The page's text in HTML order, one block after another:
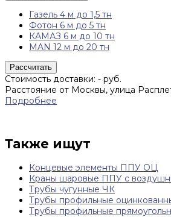
Газель 4 м до 1,5 тн
Фотон 6 м до 5 тн
КАМАЗ 6 м до 10 тн
MAN 12 м до 20 тн
Рассчитать
Стоимость доставки: - руб.
Расстояние от Москвы, улица
Подробнее
Также ищут
Концевые элементы ППУ ОЦ
Краны шаровые ППУ с
Трубы чугунные ЧК
Трубы профильные
Трубы профильные